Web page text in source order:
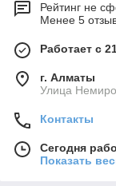
Рейтинг не
Менее 5
Работает с
г. Алматы
Улица
Контакты
Сегодня
Показать